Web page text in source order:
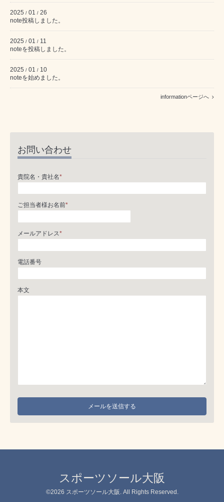
2025 / 01 / 26
note投稿しました。
2025 / 01 / 11
noteを投稿しました。
2025 / 01 / 10
noteを始めました。
informationページへ
お問い合わせ
貴院名・貴社名*
ご担当者様お名前*
メールアドレス*
電話番号
本文
スポーツソール大阪
©2026 スポーツソール大阪 . All Rights Reserved.